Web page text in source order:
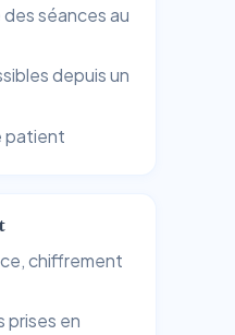
séances au
depuis un
patient
chiffrement
prises en